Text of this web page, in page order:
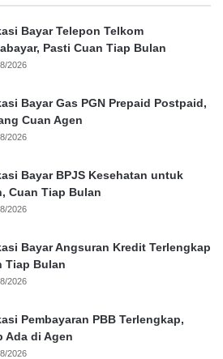
Bayar Telepon Telkom
Pasti Cuan Tiap Bulan
2026
Bayar Gas PGN Prepaid Postpaid,
Cuan Agen
2026
Bayar BPJS Kesehatan untuk
Cuan Tiap Bulan
2026
Bayar Angsuran Kredit Terlengkap
Tiap Bulan
2026
Pembayaran PBB Terlengkap,
Ada di Agen
2026